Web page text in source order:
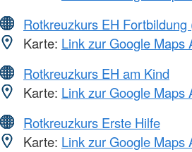
Rotkreuzkurs EH Fortbildung
Karte: Link zur Google Maps
Rotkreuzkurs EH am Kind
Karte: Link zur Google Maps
Rotkreuzkurs Erste Hilfe
Karte: Link zur Google Maps